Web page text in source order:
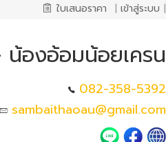
ใบเสนอราคา | เข้าสู่ระบบ |
น้องอ้อมน้อยเครน
082-358-5392
sambaithaoau@gmail.com